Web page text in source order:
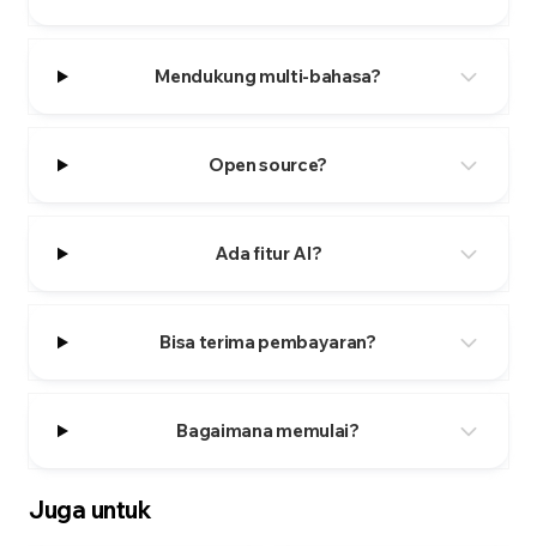
Mendukung multi-bahasa?
Open source?
Ada fitur AI?
Bisa terima pembayaran?
Bagaimana memulai?
Juga untuk